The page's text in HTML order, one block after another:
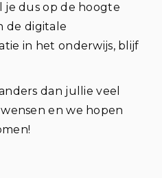
je dus op de hoogte
de digitale
in het onderwijs, blijf
dan jullie veel
en we hopen